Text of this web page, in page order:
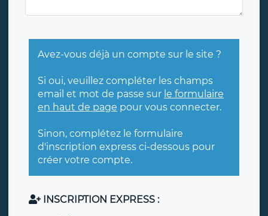
Avez-vous déjà un compte sur le site ?
Si oui, veuillez compléter les champs
email et mot de passe sur le formulaire
en haut de page pour vous connecter.
Sinon, complétez le formulaire
d'inscription express ci-dessous pour
créer votre compte.
INSCRIPTION EXPRESS :